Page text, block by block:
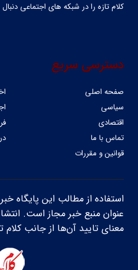
کلام تازه را در شبکه ‌های اجتماعی دنبال
دسترسی سریع
صفحه اصلی
سیاسی
اقتصادی
تماس با ما
قوانین و مقررات
استفاده از مطالب این پایگاه
عنوان منبع خبر مجاز است.
معنای تایید آن‌ها از جانب کلام